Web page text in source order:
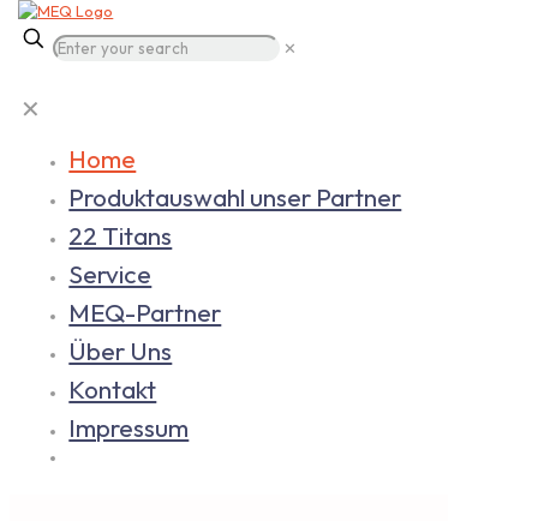
✕
✕
Home
Produktauswahl unser Partner
22 Titans
Service
MEQ-Partner
Über Uns
Kontakt
Impressum